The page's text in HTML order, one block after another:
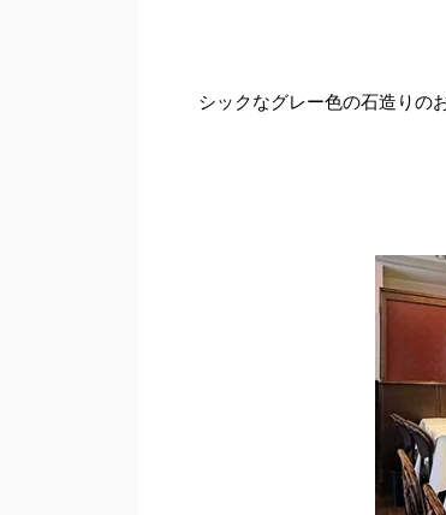
シックなグレー色の石造りの